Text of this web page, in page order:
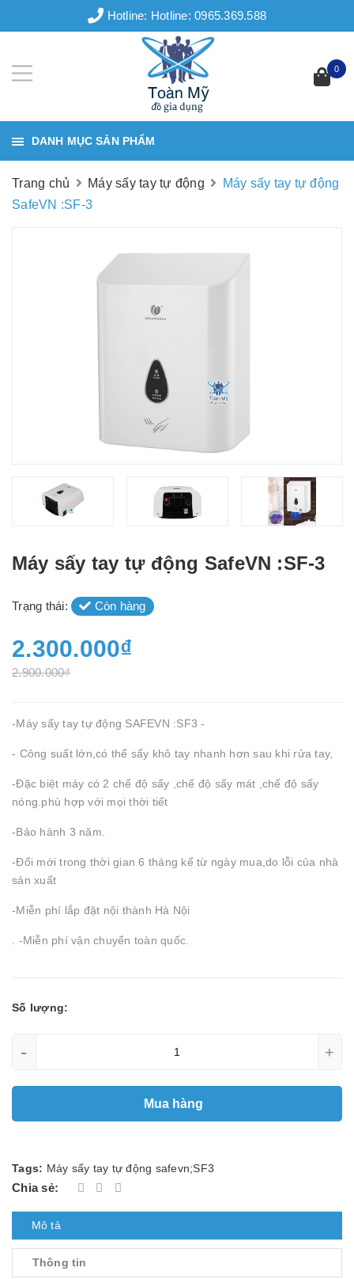
Hotline: Hotline: 0965.369.588
0
DANH MỤC SẢN PHẨM
Trang chủ Máy sấy tay tự động
Máy sấy tay tự động
SafeVN :SF-3
Máy sấy tay tự động SafeVN :SF-3
Trạng thái: Còn hàng
2.300.000₫
2.900.000₫
-Máy sấy tay tự động SAFEVN :SF3 -
- Công suất lớn,có thể sấy khô tay nhanh hơn sau khi rửa tay,
-Đặc biệt máy có 2 chế độ sấy ,chế độ sấy mát ,chế độ sấy
nóng.phù hợp với mọi thời tiết
-Bảo hành 3 năm.
-Đổi mới trong thời gian 6 tháng kể từ ngày mua,do lỗi của nhà
sản xuất
-Miễn phí lắp đặt nội thành Hà Nội
. -Miễn phí vận chuyển toàn quốc.
Số lượng:
- +
Mua hàng
Tags: Máy sấy tay tự động safevn;SF3
Chia sẻ:
Mô tả
Thông tin